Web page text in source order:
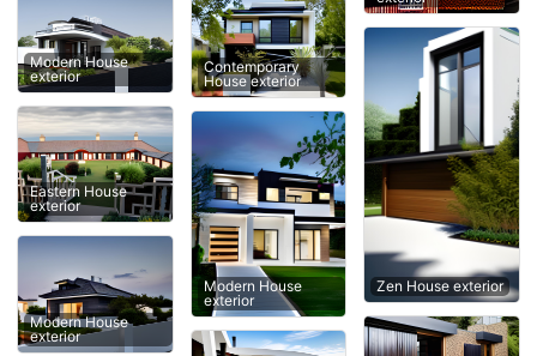
Modern House
exterior
Eastern House
exterior
Modern House
exterior
Contemporary
House exterior
Modern House
exterior
Zen House exterior